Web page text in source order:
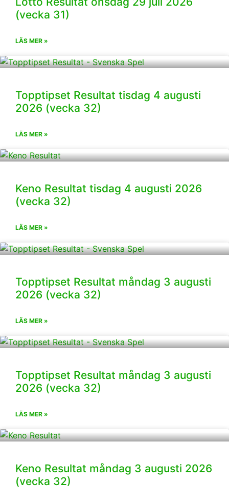
(vecka 31)
LÄS MER »
Topptipset Resultat tisdag 4 augusti
2026 (vecka 32)
LÄS MER »
Keno Resultat tisdag 4 augusti 2026
(vecka 32)
LÄS MER »
Topptipset Resultat måndag 3 augusti
2026 (vecka 32)
LÄS MER »
Topptipset Resultat måndag 3 augusti
2026 (vecka 32)
LÄS MER »
Keno Resultat måndag 3 augusti 2026
(vecka 32)